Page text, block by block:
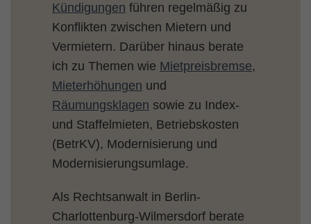
Kündigungen führen regelmäßig zu
Konflikten zwischen Mietern und
Vermietern. Darüber hinaus berate
ich zu Themen wie Mietpreisbremse,
Mieterhöhungen und
Räumungsklagen sowie zu Index-
und Staffelmieten, Betriebskosten
(BetrKV), Modernisierung und
Modernisierungsumlage.
Als Rechtsanwalt in Berlin-
Charlottenburg-Wilmersdorf berate